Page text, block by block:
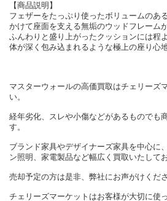
【商品説明】
フェザーをたっぷり使ったボリュームのあ
かけて座面を支える無垢のウッドフレームが
ふんわりと盛り上がったクッションには程
体が深く包み込まれるような極上の座り心
マスターウォールの高価買取はチェリーズ
い。
経年劣化、スレや小傷などがあるものでも
す。
ブランド家具やデザイナーズ家具を中心に
ン照明、家電製品など幅広く買取いたして
売却予定の方は是非、弊社にお声がけくださ
チェリーズマーケットはお客様が大切に使